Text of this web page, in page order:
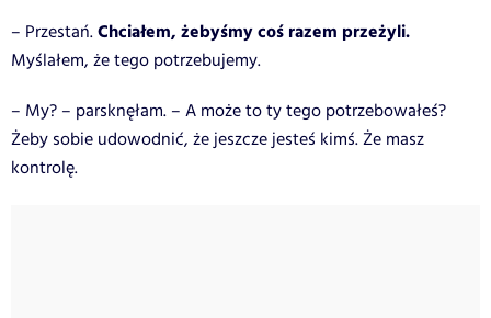
– Przestań.Chciałem, żebyśmy coś razem przeżyli.
Myślałem, że tego potrzebujemy.
– My? – parsknęłam. – A może to ty tego potrzebowałeś?
Żeby sobie udowodnić, że jeszcze jesteś kimś. Że masz
kontrolę.